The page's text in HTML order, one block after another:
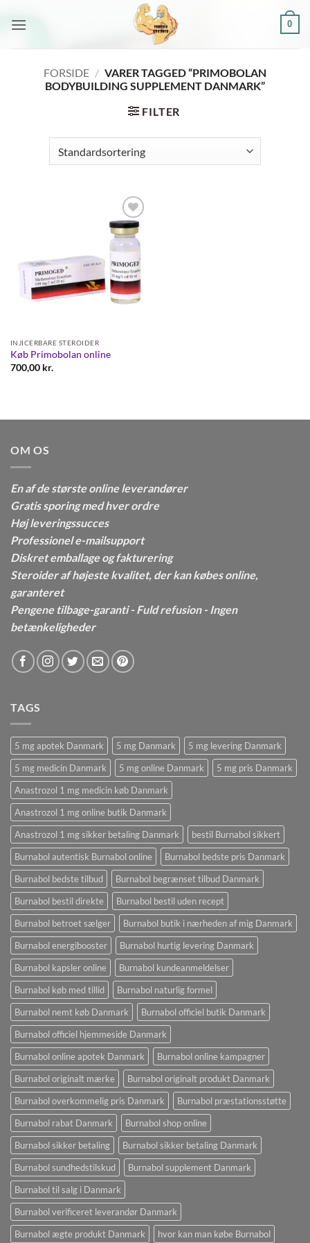
0
FORSIDE / VARER TAGGED “PRIMOBOLAN
BODYBUILDING SUPPLEMENT DANMARK”
FILTER
Add to
wishlist
INJICERBARE STEROIDER
Køb Primobolan online
700,00 kr.
OM OS
En af de største online leverandører
Gratis sporing med hver ordre
Høj leveringssucces
Professionel e-mailsupport
Diskret emballage og fakturering
Steroider af højeste kvalitet, der kan købes online,
garanteret
Pengene tilbage-garanti - Fuld refusion - Ingen
betænkeligheder
TAGS
5 mg apotek Danmark 5 mg Danmark
5 mg levering Danmark
5 mg medicin Danmark
5 mg online Danmark
5 mg pris Danmark
Anastrozol 1 mg medicin køb Danmark
Anastrozol 1 mg online butik Danmark
Anastrozol 1 mg sikker betaling Danmark
bestil Burnabol sikkert
Burnabol autentisk Burnabol online
Burnabol bedste pris Danmark
Burnabol bedste tilbud
Burnabol begrænset tilbud Danmark
Burnabol bestil direkte
Burnabol bestil uden recept
Burnabol betroet sælger
Burnabol butik i nærheden af ​​mig Danmark
Burnabol energibooster
Burnabol hurtig levering Danmark
Burnabol kapsler online
Burnabol kundeanmeldelser
Burnabol køb med tillid
Burnabol naturlig formel
Burnabol nemt køb Danmark
Burnabol officiel butik Danmark
Burnabol officiel hjemmeside Danmark
Burnabol online apotek Danmark
Burnabol online kampagner
Burnabol originalt mærke
Burnabol originalt produkt Danmark
Burnabol overkommelig pris Danmark
Burnabol præstationsstøtte
Burnabol rabat Danmark
Burnabol shop online
Burnabol sikker betaling
Burnabol sikker betaling Danmark
Burnabol sundhedstilskud
Burnabol supplement Danmark
Burnabol til salg i Danmark
Burnabol verificeret leverandør Danmark
Burnabol ægte produkt Danmark
hvor kan man købe Burnabol